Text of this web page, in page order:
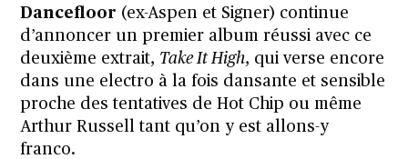
Dancefloor (ex-Aspen et Signer) continue
d’annoncer un premier album réussi avec ce
deuxième extrait, Take It High, qui verse encore
dans une electro à la fois dansante et sensible
proche des tentatives deHot Chip ou même
Arthur Russell tant qu’on y est allons-y
franco.